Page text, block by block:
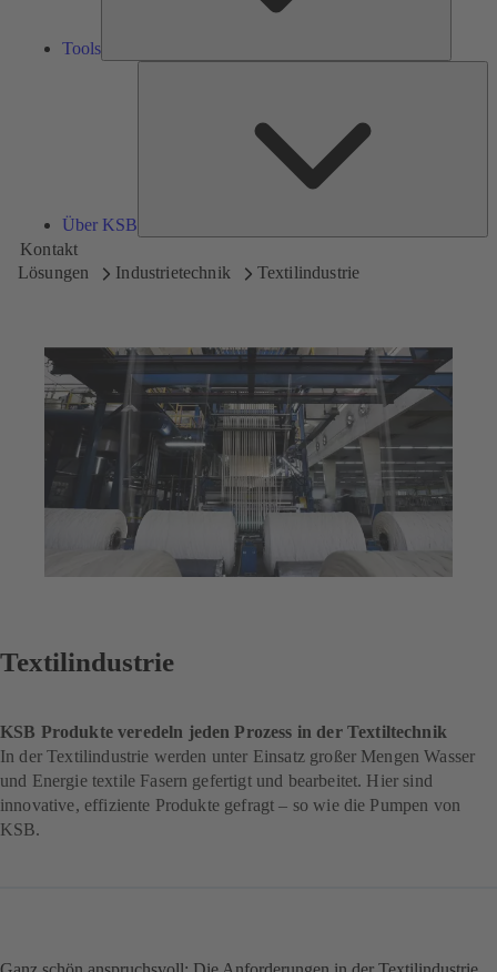
Tools
Über KSB
Kontakt
Lösungen
Industrietechnik Textilindustrie
Textilindustrie
KSB Produkte veredeln jeden Prozess in der Textiltechnik
In der Textilindustrie werden unter Einsatz großer Mengen Wasser
und Energie textile Fasern gefertigt und bearbeitet. Hier sind
innovative, effiziente Produkte gefragt – so wie die Pumpen von
KSB.